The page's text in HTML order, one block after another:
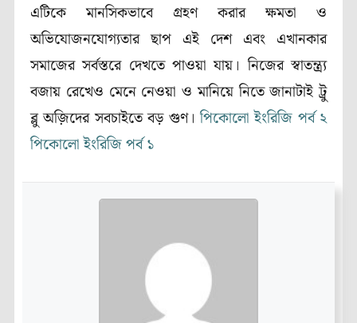
এটিকে মানসিকভাবে গ্রহণ করার ক্ষমতা ও
অভিযোজনযোগ্যতার ছাপ এই দেশ এবং এখানকার
সমাজের সর্বস্তরে দেখতে পাওয়া যায়। নিজের স্বাতন্ত্র্য
বজায় রেখেও মেনে নেওয়া ও মানিয়ে নিতে জানাটাই ট্রু
ব্লু অজ়িদের সবচাইতে বড় গুণ। পিকোলো ইংরিজি পর্ব ২
পিকোলো ইংরিজি পর্ব ১